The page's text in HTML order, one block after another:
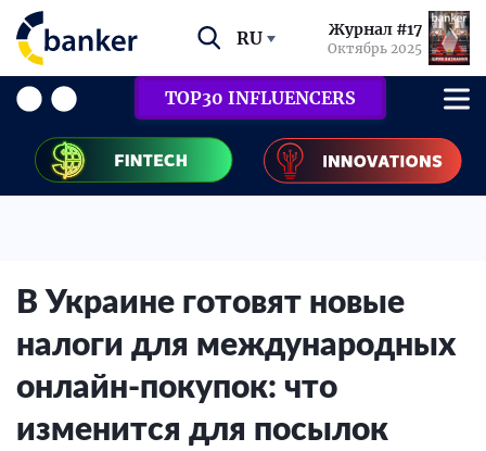
RU Журнал #17
Октябрь 2025
TOP30 INFLUENCERS
В Украине готовят новые
налоги для международных
онлайн-покупок: что
изменится для посылок